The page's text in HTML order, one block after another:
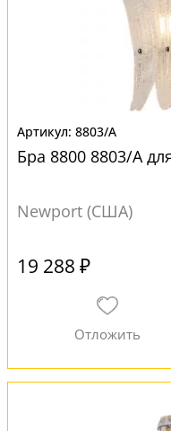
8803/A
Бра 8800 8803/A
Newport (США)
19 288 ₽